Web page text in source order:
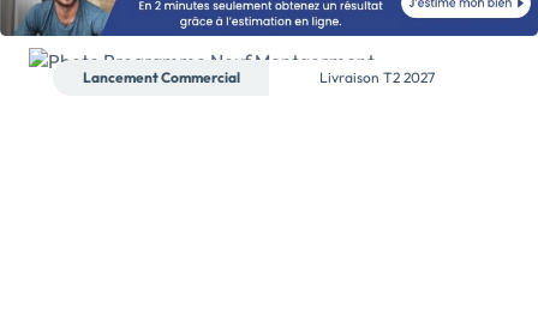
REDUITS. Idéalement situé au coeur du quartier
Francisco-Ferrer à Rennes, à proximité de la Rue
Saint-Hélier et à deux pas des commerces
(boulangerie, pharmacie, alimentation générale,
Lancement Commercial Livraison T2 2027